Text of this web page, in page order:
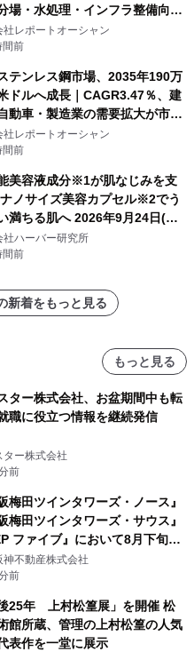
場・水処理・インフラ整備向け
大
社レポートオーシャン
間前
テンレス鋼市場、2035年190万
ドルへ成長｜CAGR3.47％、建
動車・製造業の需要拡大が市場
社レポートオーシャン
間前
美容液成分※1が肌なじみを支
ノサイズ美容カプセル※2でう
満ちる肌へ 2026年9月24日(木)
ニューアル新発売 『ディープモ
セラム』
社ハーバー研究所
間前
新着をもっと見る
もっと見る
ター株式会社、お盆期間中も転
職に役立つ情報を継続発信
ター株式会社
前
梅田ツインタワーズ・ノース』
梅田ツインタワーズ・サウス』
ファイブ』において8月下旬か
フサイト型コーポレートPPA」
再生可能エネルギー電力の使用
神不動産株式会社
前
後25年 上村松篁展」を開催 松
館所蔵、管理の上村松篁の人気
表作を一堂に展示